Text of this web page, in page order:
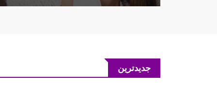
جدیدترین